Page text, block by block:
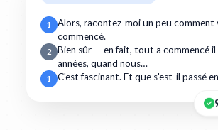
1
Alors, racontez-moi un peu comment
commencé.
2
Bien sûr — en fait, tout a commencé il
années, quand nous…
1 C'est fascinant. Et que s'est-il passé